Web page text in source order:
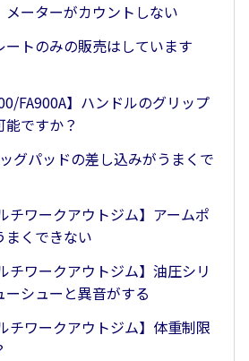
メーターがカウントしない
ートのみの販売はしています
FA900A】ハンドルのグリップ
ですか？
ッグパッドの差し込みがうまくで
チワークアウトジム】アームポ
まくできない
チワークアウトジム】油圧シリ
ーシューと異音がする
チワークアウトジム】体重制限